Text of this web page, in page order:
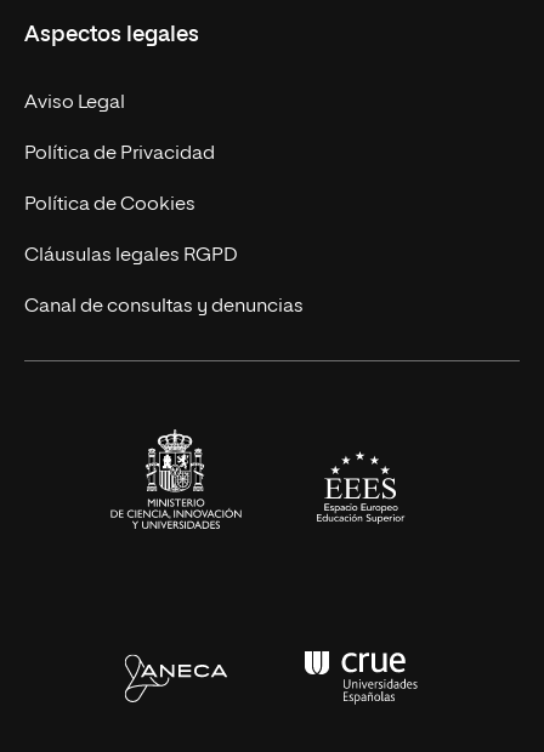
Doctorados
Experto Universitario
Postgrados
Cursos Universitarios
Facultades
Nuestro Equipo
Trabaja en UNIR
Actualidad
UNIR Revista
Eventos
Aspectos legales
Aviso Legal
Política de Privacidad
Política de Cookies
Cláusulas legales RGPD
Canal de consultas y denuncias